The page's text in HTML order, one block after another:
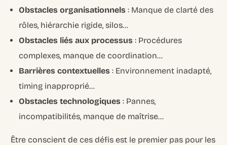
Obstacles organisationnels : Manque de clarté des
rôles, hiérarchie rigide, silos…
Obstacles liés aux processus : Procédures
complexes, manque de coordination…
Barrières contextuelles : Environnement inadapté,
timing inapproprié…
Obstacles technologiques : Pannes,
incompatibilités, manque de maîtrise…
Être conscient de ces défis est le premier pas pour les